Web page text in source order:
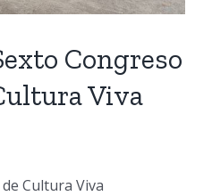
Congreso
Viva
Cultura Viva